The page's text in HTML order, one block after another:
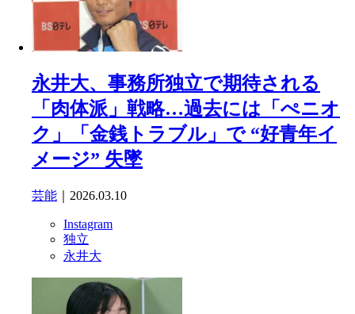
永井大、事務所独立で期待される
「肉体派」戦略…過去には「ぺニオ
ク」「金銭トラブル」で “好青年イ
メージ” 失墜
芸能 ｜2026.03.10
Instagram
独立
永井大